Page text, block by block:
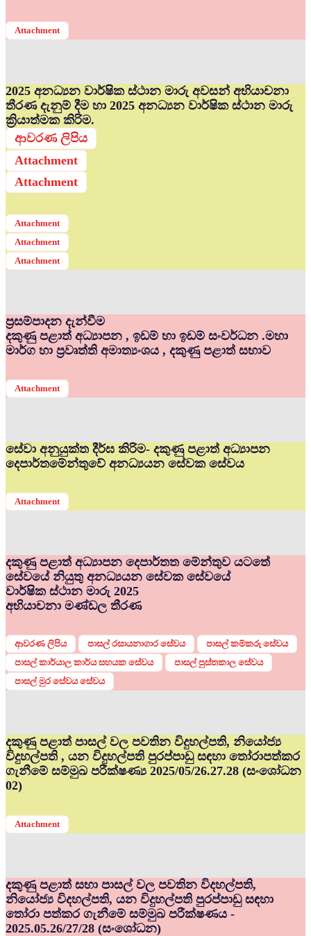
Attachment
2025 අනධ්‍යන වාර්ෂික ස්ථාන මාරු අවසන් අභියාචනා
තීරණ දැනුම් දීම හා 2025 අනධ්‍යන වාර්ෂික ස්ථාන මාරු
ක්‍රියාත්මක කිරිම.
ආවරණ ලිපිය
Attachment
Attachment
Attachment
Attachment
Attachment
ප්‍රසම්පාදන දැන්වීම
දකුණු පළාත් අධ්‍යාපන , ඉඩම් හා ඉඩම් සංවර්ධන .මහා
මාර්ග හා ප්‍රවෘත්ති අමාත්‍යංශය , දකුණු පළාත් සභාව
Attachment
සේවා අනුයුක්ත දීර්ඝ කිරිම- දකුණු පළාත් අධ්‍යාපන
දෙපාර්තමේන්තුවේ අනධ්‍යයන සේවක සේවය
Attachment
දකුණු පළාත් අධ්‍යාපන දෙපාර්තත මේන්තුව යටතේ
සේවයේ නියුතු අනධ්‍යයන සේවක සේවයේ
වාර්ෂික ස්ථාන මාරු 2025
අභියාචනා මණ්ඩල තීරණ
ආවරණ ලිපිය පාසල් රසායනාගාර සේවය
පාසල් කම්කරු සේවය
පාසල් කාර්යාල කාර්ය සහයක සේවය
පාසල් පුස්තකාල සේවය
පාසල් මුර සේවය සේවය
දකුණු පළාත් පාසල් වල පවතින විදුහල්පති, නියෝජ්‍ය
විදුහල්පති , යන විදුහල්පති පුරප්පාඩු සඳහා තෝරාපත්කර
ගැනීමේ සම්මුඛ පරීක්ෂණ්‍ය 2025/05/26.27.28 (සංශෝධන
02)
Attachment
දකුණු පළාත් සභා පාසල් වල පවතින විදහල්පති,
නියෝජ්‍ය විදහල්පති, යන විදුහල්පති පුරප්පාඩු සඳහා
තෝරා පත්කර ගැනීමේ සම්මුඛ පරීක්ෂණය -
2025.05.26/27/28 (සංශෝධන)